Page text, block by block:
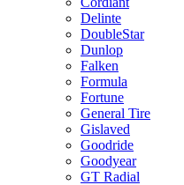
Delinte
DoubleStar
Dunlop
Falken
Formula
Fortune
General Tire
Gislaved
Goodride
Goodyear
GT Radial